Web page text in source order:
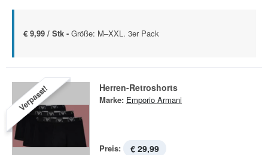
€ 9,99 / Stk - Größe: M–XXL. 3er Pack
Verpasst! Herren-Retroshorts
Marke: Emporio Armani
Preis: € 29,99